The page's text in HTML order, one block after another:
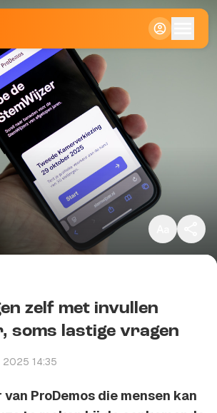
Klein
Standaard
Groot
zelf met invullen
soms lastige vragen
2025 14:35
ProDemos die mensen kan